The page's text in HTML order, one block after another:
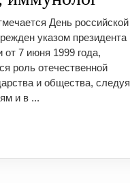
День российской
указом президента
7 июня 1999 года,
роль отечественной
и общества, следуя
и в ...